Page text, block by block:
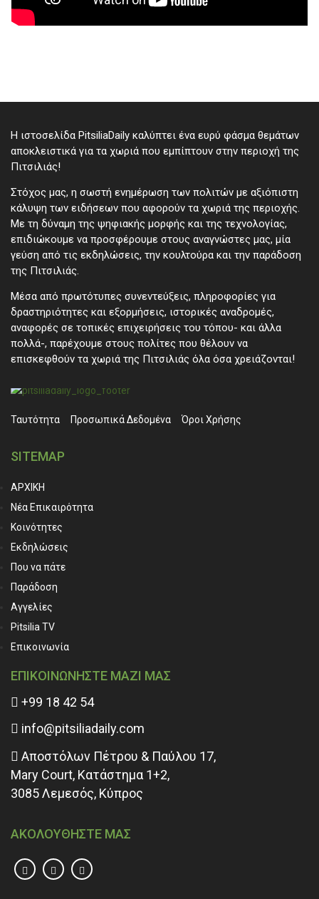
Η ιστοσελίδα PitsiliaDaily καλύπτει ένα ευρύ φάσμα θεμάτων
αποκλειστικά για τα χωριά που εμπίπτουν στην περιοχή της
Πιτσιλιάς!
Στόχος μας, η σωστή ενημέρωση των πολιτών με αξιόπιστη
κάλυψη των ειδήσεων που αφορούν τα χωριά της περιοχής.
Με τη δύναμη της ψηφιακής μορφής και της τεχνολογίας,
επιδιώκουμε να προσφέρουμε στους αναγνώστες μας, μία
γεύση από τις εκδηλώσεις, την κουλτούρα και την παράδοση
της Πιτσιλιάς.
Μέσα από πρωτότυπες συνεντεύξεις, πληροφορίες για
δραστηριότητες και εξορμήσεις, ιστορικές αναδρομές,
αναφορές σε τοπικές επιχειρήσεις του τόπου- και άλλα
πολλά-, παρέχουμε στους πολίτες που θέλουν να
επισκεφθούν τα χωριά της Πιτσιλιάς όλα όσα χρειάζονται!
Ταυτότητα Προσωπικά ∆εδομένα Όροι Χρήσης
SITEMAP
ΑΡΧΙΚΗ
Νέα Επικαιρότητα
Κοινότητες
Εκδηλώσεις
Που να πάτε
Παράδοση
Αγγελίες
Pitsilia TV
Επικοινωνία
ΕΠΙΚΟΙΝΩΝΗΣΤΕ ΜΑΖΙ ΜΑΣ
+99 18 42 54
info@pitsiliadaily.com
Αποστόλων Πέτρου & Παύλου 17,
Mary Court, Κατάστημα 1+2,
3085 Λεμεσός, Κύπρος
ΑΚΟΛΟΥΘΗΣΤΕ ΜΑΣ